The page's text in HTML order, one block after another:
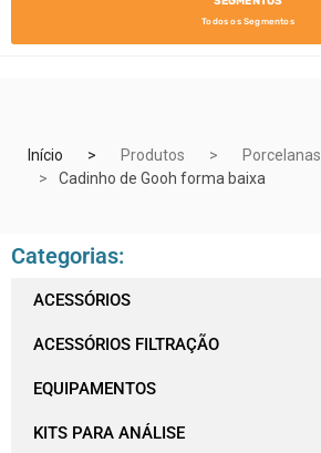
Todos os Segmentos
Início Produtos Porcelanas
Cadinho de Gooh forma baixa
Categorias:
ACESSÓRIOS
ACESSÓRIOS FILTRAÇÃO
EQUIPAMENTOS
KITS PARA ANÁLISE